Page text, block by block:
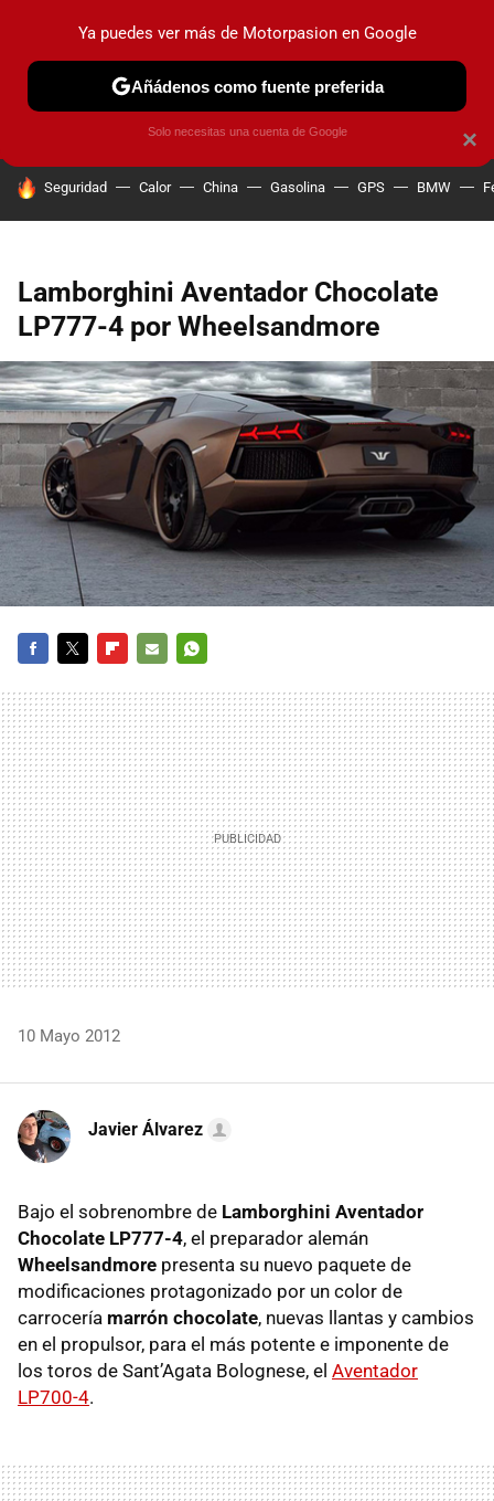
PRUEBAS COCHES ELÉCTRICOS OBSERVATORIO
HOY SE HABLA DE
Seguridad Calor China Gasolina GPS BMW
Lamborghini Aventador Chocolate
LP777-4 por Wheelsandmore
MAIL
10 Mayo 2012
Javier Álvarez
Bajo el sobrenombre de Lamborghini Aventador
Chocolate LP777-4, el preparador alemán
Wheelsandmore presenta su nuevo paquete de
modificaciones protagonizado por un color de
carrocería marrón chocolate, nuevas llantas y cambios
en el propulsor, para el más potente e imponente de
los toros de Sant’Agata Bolognese, el Aventador
LP700-4.
×
Ya puedes ver más de Motorpasion en Google
Añádenos como fuente preferida
Solo necesitas una cuenta de Google